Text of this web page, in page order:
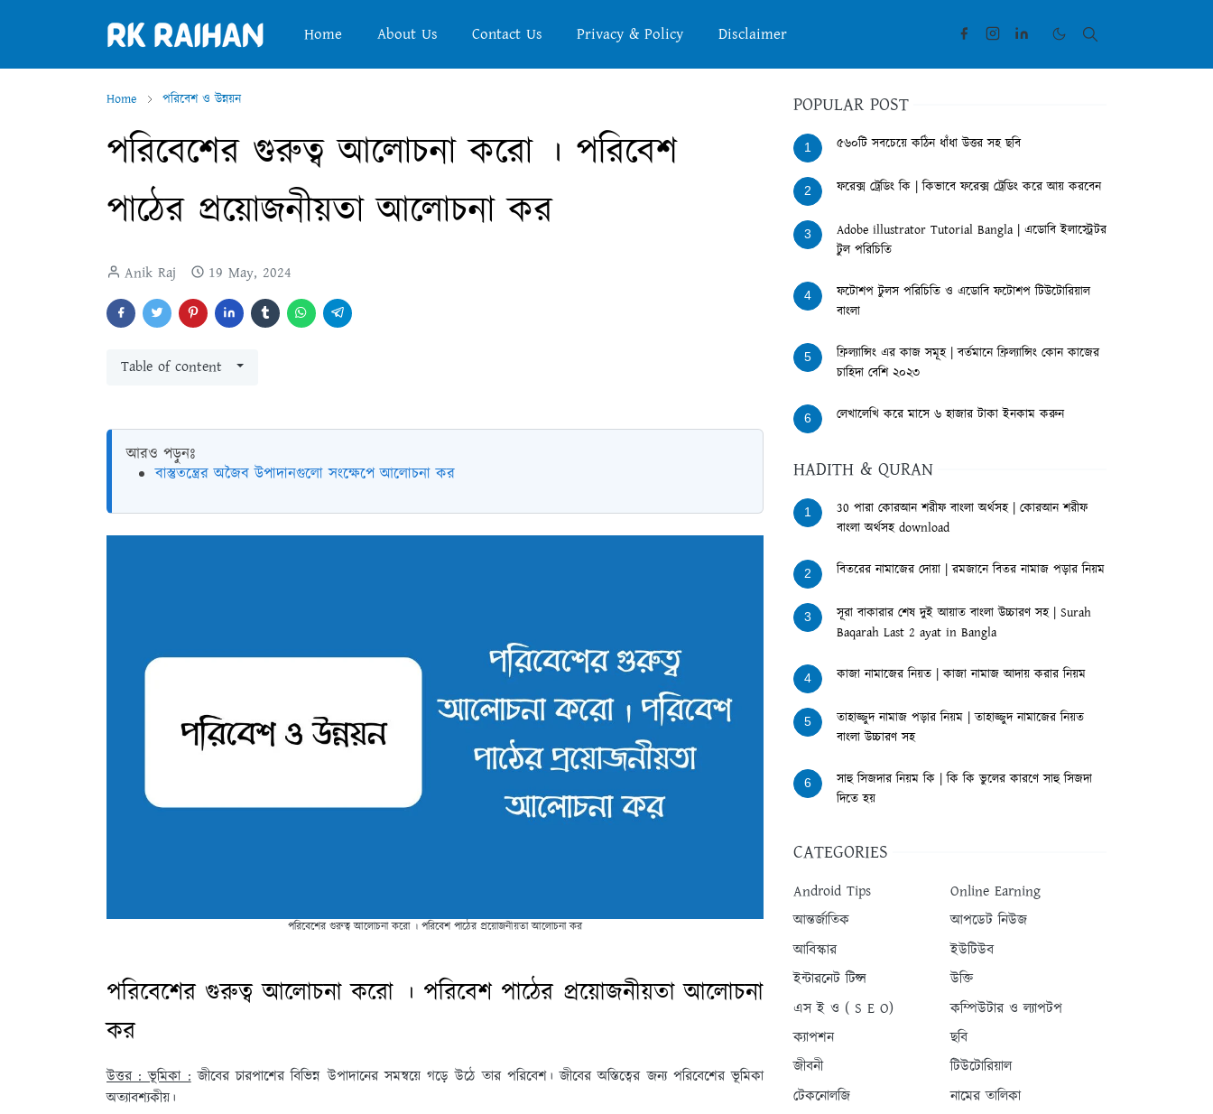
Home About Us Contact Us Privacy & Policy Disclaimer
Home পরিবেশ ও উন্নয়ন
পরিবেশের গুরুত্ব আলোচনা করো । পরিবেশ
পাঠের প্রয়োজনীয়তা আলোচনা কর
Anik Raj 19 May, 2024
Table of content
আরও পড়ুনঃ
বাস্তুতন্ত্রের অজৈব উপাদানগুলো সংক্ষেপে আলোচনা কর
পরিবেশের গুরুত্ব আলোচনা করো । পরিবেশ পাঠের প্রয়োজনীয়তা আলোচনা কর
পরিবেশের গুরুত্ব আলোচনা করো । পরিবেশ পাঠের প্রয়োজনীয়তা আলোচনা
কর
উত্তর : ভূমিকা :জীবের চারপাশের বিভিন্ন উপাদানের সমন্বয়ে গড়ে উঠে তার পরিবেশ। জীবের অস্তিত্বের জন্য পরিবেশের ভূমিকা
অত্যাবশ্যকীয়।
POPULAR POST
1 ৫৬০টি সবচেয়ে কঠিন ধাঁধা উত্তর সহ ছবি
2 ফরেক্স ট্রেডিং কি | কিভাবে ফরেক্স ট্রেডিং করে আয় করবেন
3
Adobe illustrator Tutorial Bangla | এডোবি ইলাস্ট্রেটর
টুল পরিচিতি
4
ফটোশপ টুলস পরিচিতি ও এডোবি ফটোশপ টিউটোরিয়াল
বাংলা
5
ফ্রিল্যান্সিং এর কাজ সমূহ | বর্তমানে ফ্রিল্যান্সিং কোন কাজের
চাহিদা বেশি ২০২৩
6 লেখালেখি করে মাসে ৬ হাজার টাকা ইনকাম করুন
HADITH & QURAN
1
30 পারা কোরআন শরীফ বাংলা অর্থসহ | কোরআন শরীফ
বাংলা অর্থসহ download
2 বিতরের নামাজের দোয়া | রমজানে বিতর নামাজ পড়ার নিয়ম
3
সূরা বাকারার শেষ দুই আয়াত বাংলা উচ্চারণ সহ | Surah
Baqarah Last 2 ayat in Bangla
4 কাজা নামাজের নিয়ত | কাজা নামাজ আদায় করার নিয়ম
5
তাহাজ্জুদ নামাজ পড়ার নিয়ম | তাহাজ্জুদ নামাজের নিয়ত
বাংলা উচ্চারণ সহ
6
সাহু সিজদার নিয়ম কি | কি কি ভুলের কারণে সাহু সিজদা
দিতে হয়
CATEGORIES
Android Tips
Online Earning
আন্তর্জাতিক
আপডেট নিউজ
আবিস্কার
ইউটিউব
ইন্টারনেট টিপ্স
উক্তি
এস ই ও ( S E O)
কম্পিউটার ও ল্যাপটপ
ক্যাপশন
ছবি
জীবনী
টিউটোরিয়াল
টেকনোলজি
নামের তালিকা